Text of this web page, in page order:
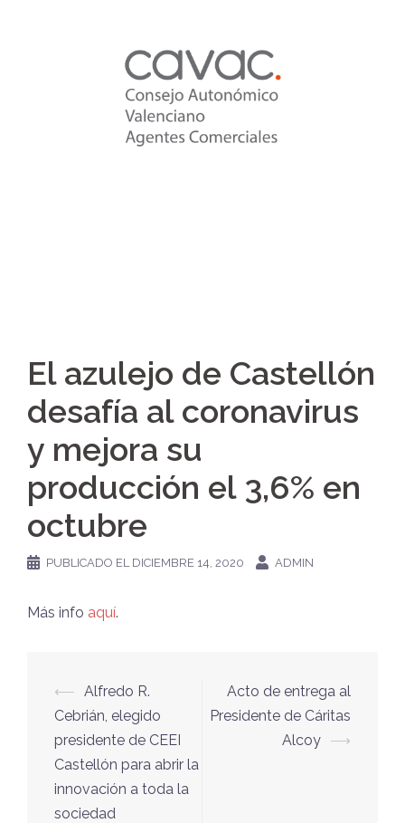
El azulejo de Castellón
desafía al coronavirus
y mejora su
producción el 3,6% en
octubre
PUBLICADO EL DICIEMBRE 14, 2020 ADMIN
Más info aquí.
Navegación
de
entradas
⟵ Alfredo R.
Cebrián, elegido
presidente de CEEI
Castellón para abrir la
innovación a toda la
sociedad
Acto de entrega al
Presidente de Cáritas
Alcoy ⟶